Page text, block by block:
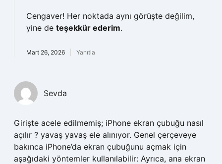
Cengaver! Her noktada aynı görüşte değilim,
yine de teşekkür ederim.
Mart 26, 2026 Yanıtla
Sevda
Girişte acele edilmemiş; iPhone ekran çubuğu nasıl
açılır ? yavaş yavaş ele alınıyor. Genel çerçeveye
bakınca iPhone’da ekran çubuğunu açmak için
aşağıdaki yöntemler kullanılabilir: Ayrıca, ana ekran